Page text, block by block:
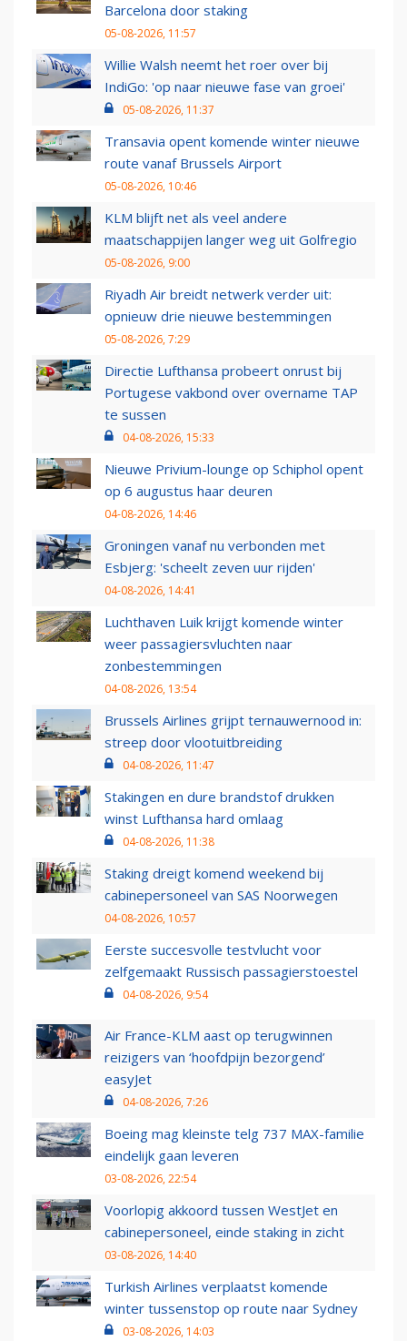
Barcelona door staking
05-08-2026, 11:57
Willie Walsh neemt het roer over bij
IndiGo: 'op naar nieuwe fase van groei'
05-08-2026, 11:37
Transavia opent komende winter nieuwe
route vanaf Brussels Airport
05-08-2026, 10:46
KLM blijft net als veel andere
maatschappijen langer weg uit Golfregio
05-08-2026, 9:00
Riyadh Air breidt netwerk verder uit:
opnieuw drie nieuwe bestemmingen
05-08-2026, 7:29
Directie Lufthansa probeert onrust bij
Portugese vakbond over overname TAP
te sussen
04-08-2026, 15:33
Nieuwe Privium-lounge op Schiphol opent
op 6 augustus haar deuren
04-08-2026, 14:46
Groningen vanaf nu verbonden met
Esbjerg: 'scheelt zeven uur rijden'
04-08-2026, 14:41
Luchthaven Luik krijgt komende winter
weer passagiersvluchten naar
zonbestemmingen
04-08-2026, 13:54
Brussels Airlines grijpt ternauwernood in:
streep door vlootuitbreiding
04-08-2026, 11:47
Stakingen en dure brandstof drukken
winst Lufthansa hard omlaag
04-08-2026, 11:38
Staking dreigt komend weekend bij
cabinepersoneel van SAS Noorwegen
04-08-2026, 10:57
Eerste succesvolle testvlucht voor
zelfgemaakt Russisch passagierstoestel
04-08-2026, 9:54
Air France-KLM aast op terugwinnen
reizigers van ‘hoofdpijn bezorgend’
easyJet
04-08-2026, 7:26
Boeing mag kleinste telg 737 MAX-familie
eindelijk gaan leveren
03-08-2026, 22:54
Voorlopig akkoord tussen WestJet en
cabinepersoneel, einde staking in zicht
03-08-2026, 14:40
Turkish Airlines verplaatst komende
winter tussenstop op route naar Sydney
03-08-2026, 14:03